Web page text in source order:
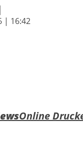
| 16:42
Online